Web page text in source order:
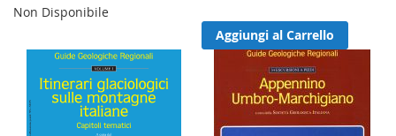
Non Disponibile
Aggiungi al Carrello